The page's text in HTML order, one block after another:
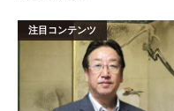
注目コンテンツ